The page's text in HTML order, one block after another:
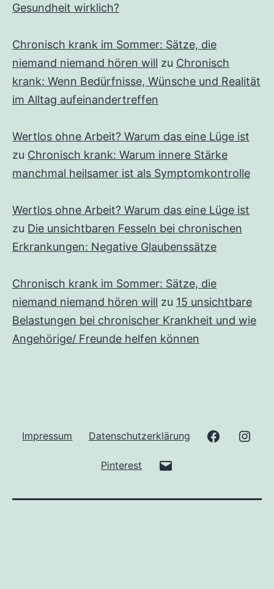
Gesundheit wirklich?
Chronisch krank im Sommer: Sätze, die
niemand niemand hören will zu Chronisch
krank: Wenn Bedürfnisse, Wünsche und Realität
im Alltag aufeinandertreffen
Wertlos ohne Arbeit? Warum das eine Lüge ist
zu Chronisch krank: Warum innere Stärke
manchmal heilsamer ist als Symptomkontrolle
Wertlos ohne Arbeit? Warum das eine Lüge ist
zu Die unsichtbaren Fesseln bei chronischen
Erkrankungen: Negative Glaubenssätze
Chronisch krank im Sommer: Sätze, die
niemand niemand hören will zu 15 unsichtbare
Belastungen bei chronischer Krankheit und wie
Angehörige/ Freunde helfen können
Impressum Datenschutzerklärung Facebook
Pinterest